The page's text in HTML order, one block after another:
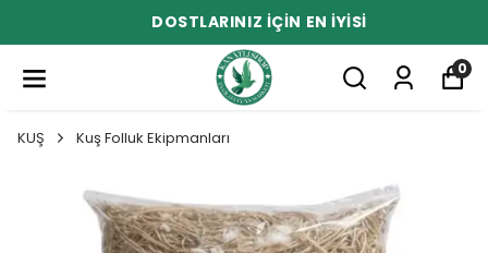
DOSTLARINIZ İÇİN EN İYİSİ
0
KUŞ Kuş Folluk Ekipmanları